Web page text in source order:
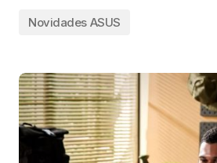
Novidades ASUS